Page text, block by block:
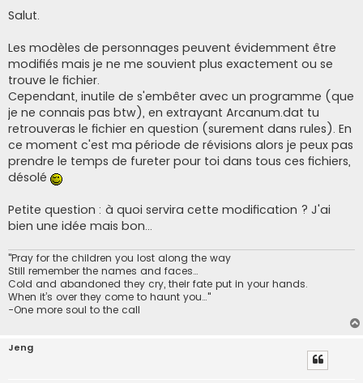
s
t
Salut.
Les modèles de personnages peuvent évidemment être
modifiés mais je ne me souvient plus exactement ou se
trouve le fichier.
Cependant, inutile de s'embêter avec un programme (que
je ne connais pas btw), en extrayant Arcanum.dat tu
retrouveras le fichier en question (surement dans rules). En
ce moment c'est ma période de révisions alors je peux pas
prendre le temps de fureter pour toi dans tous ces fichiers,
désolé
Petite question : à quoi servira cette modification ? J'ai
bien une idée mais bon...
"Pray for the children you lost along the way
Still remember the names and faces…
Cold and abandoned they cry, their fate put in your hands.
When it’s over they come to haunt you…"
-One more soul to the call
Jeng